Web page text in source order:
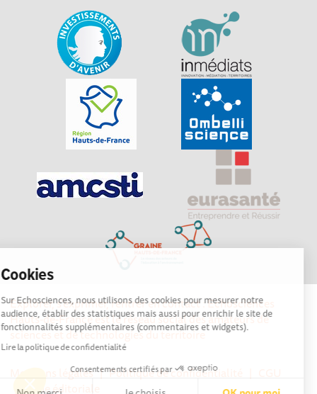
Cookies
Sur Echosciences, nous utilisons des cookies pour mesurer notre
audience, établir des statistiques mais aussi pour enrichir le site de
fonctionnalités supplémentaires (commentaires et widgets).
Lire la politique de confidentialité
Consentements certifiés par
Explorer, s’exprimer, rentrer en contact : Echosciences
Hauts-de-France est le réseau social des amateurs de
sciences et de technologies du territoire
Mentions légales|Politique de confidentialité
|Ligne éditoriale